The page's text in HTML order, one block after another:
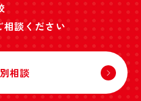
談ください
相談